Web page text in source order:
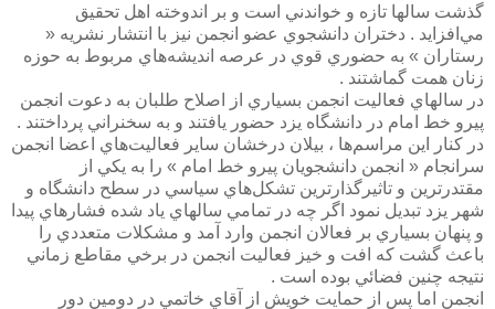
گذشت سالها تازه و خواندني است و بر اندوخته اهل تحقيق
مي‌افزايد . دختران دانشجوي عضو انجمن نيز با انتشار نشريه «
رستاران » به حضوري قوي در عرصه انديشه‌هاي مربوط به حوزه
زنان همت گماشتند .
در سالهاي فعاليت انجمن بسياري از اصلاح طلبان به دعوت انجمن
پيرو خط امام در دانشگاه يزد حضور يافتند و به سخنراني پرداختند .
در كنار اين مراسم‌ها ، بيلان درخشان ساير فعاليت‌هاي اعضا انجمن
سرانجام « انجمن دانشجويان پيرو خط امام » را به يكي از
مقتدرترين و تاثيرگذارترين تشكل‌هاي سياسي در سطح دانشگاه و
شهر يزد تبديل نمود اگر چه در تمامي سالهاي ياد شده فشارهاي پيدا
و پنهان بسياري بر فعالان انجمن وارد آمد و مشكلات متعددي را
باعث گشت كه افت و خيز فعاليت انجمن در برخي مقاطع زماني
نتيجه چنين فضائي بوده است .
انجمن اما پس از حمايت خويش از آقاي خاتمي در دومين دور